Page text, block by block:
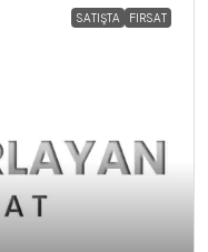
SATIŞTA FIRSAT